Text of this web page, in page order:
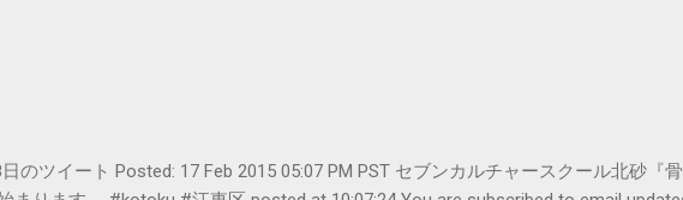
のツイート Posted: 17 Feb 2015 05:07 PM PST セブンカルチャースクール北砂『